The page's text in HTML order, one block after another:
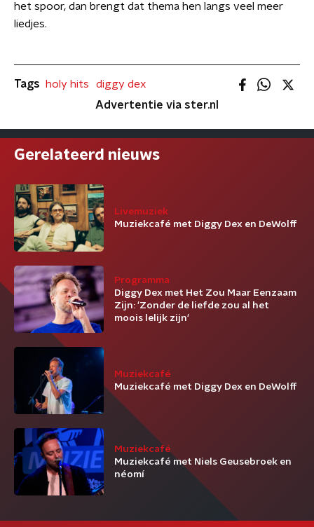
het spoor, dan brengt dat thema hen langs veel meer
liedjes.
Tags holy hits
diggy dex
Advertentie via ster.nl
Gerelateerd nieuws
Livemuziek
Muziekcafé met Diggy Dex en DeWolff
Programma
Diggy Dex met Het Zou Maar Eenzaam
Zijn: 'Zonder de liefde zou al het
moois lelijk zijn'
Muziekcafé
Muziekcafé met Diggy Dex en DeWolff
Muziekcafé
Muziekcafé met Niels Geusebroek en
néomí